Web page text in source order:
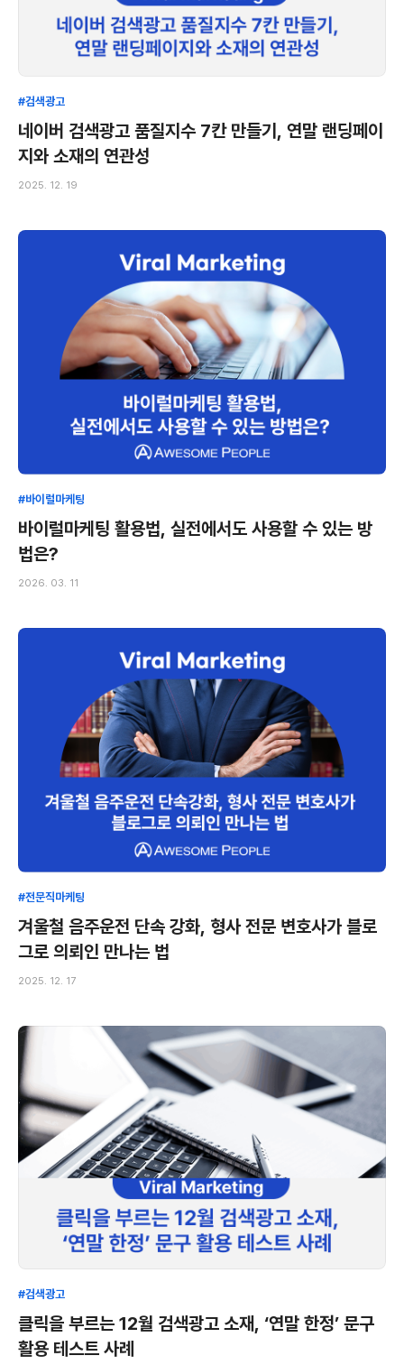
#검색광고
네이버 검색광고 품질지수 7칸 만들기, 연말 랜딩페이
지와 소재의 연관성
2025. 12. 19
#바이럴마케팅
바이럴마케팅 활용법, 실전에서도 사용할 수 있는 방
법은?
2026. 03. 11
#전문직마케팅
겨울철 음주운전 단속 강화, 형사 전문 변호사가 블로
그로 의뢰인 만나는 법
2025. 12. 17
#검색광고
클릭을 부르는 12월 검색광고 소재, ‘연말 한정’ 문구
활용 테스트 사례